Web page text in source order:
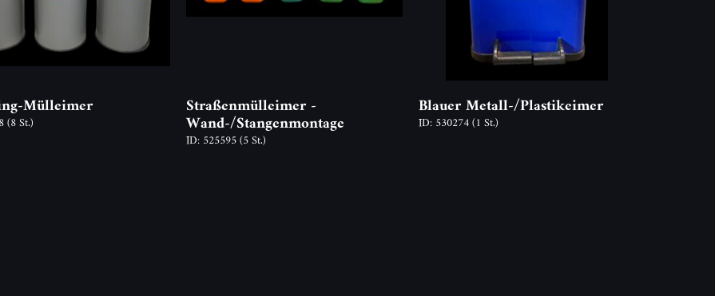
Mülleimer
(8 St.)
Straßenmülleimer -
Wand-/Stangenmontage
ID: 525595(5 St.)
Blauer Metall-/Plastikeimer
ID: 530274(1 St.)